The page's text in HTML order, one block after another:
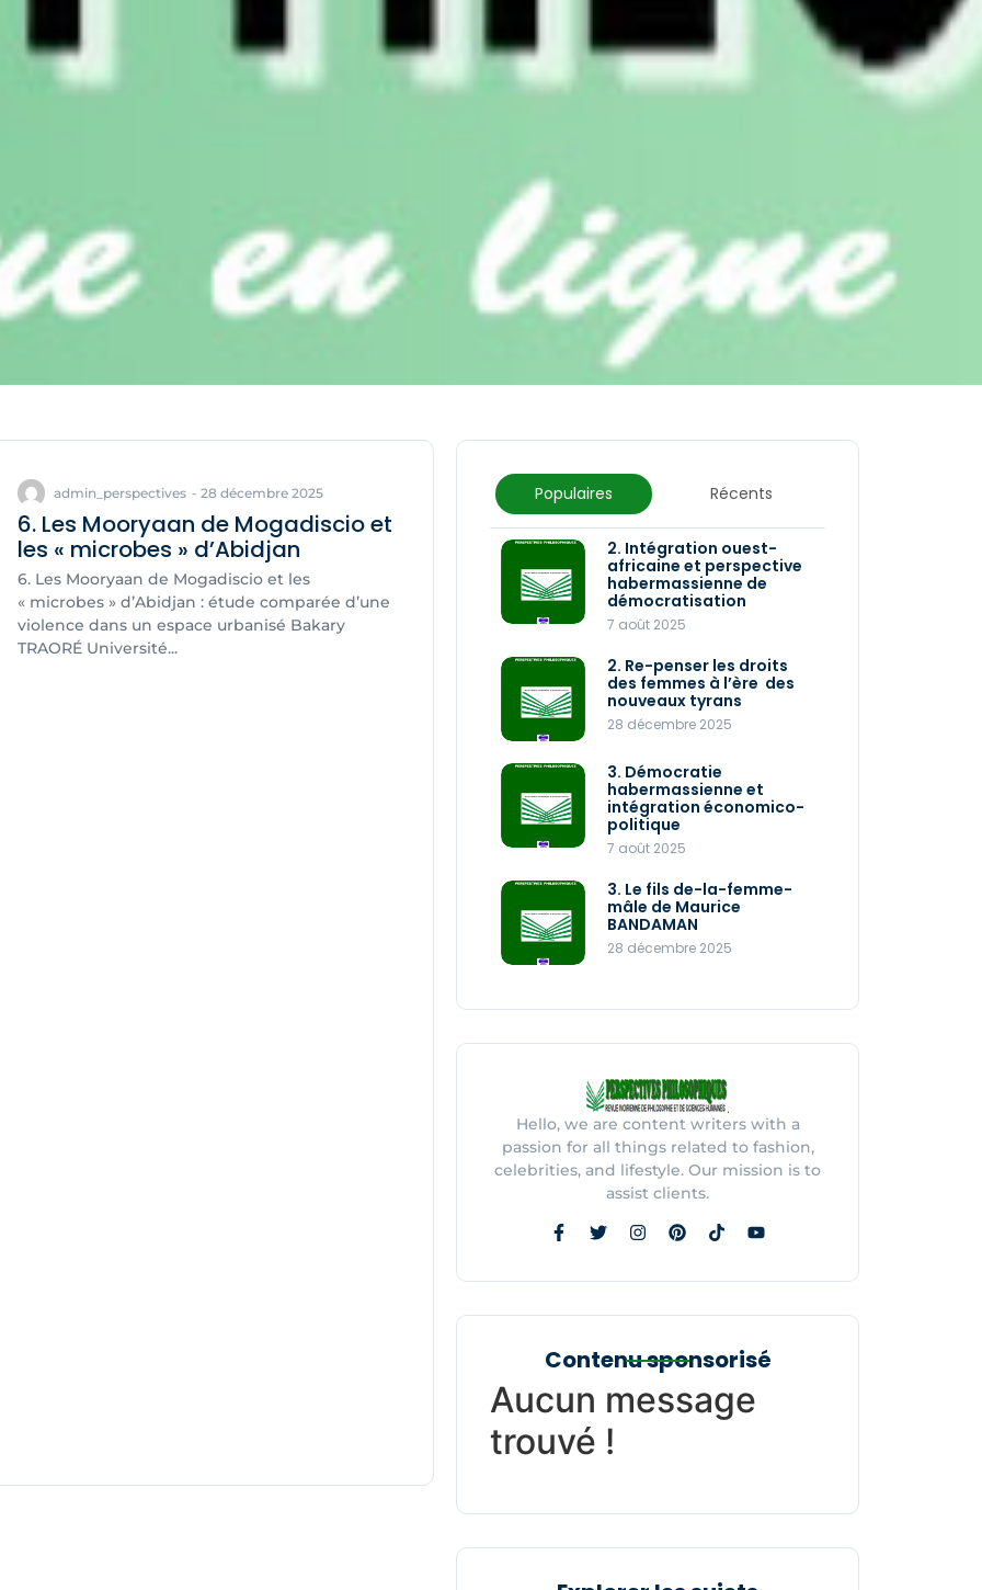
admin_perspectives - 28 décembre 2025
6. Les Mooryaan de Mogadiscio et
les « microbes » d’Abidjan
6. Les Mooryaan de Mogadiscio et les
« microbes » d’Abidjan : étude comparée d’une
violence dans un espace urbanisé Bakary
TRAORÉ Université...
Populaires Récents
2. Intégration ouest-
africaine et perspective
habermassienne de
démocratisation
7 août 2025
2. Re-penser les droits
des femmes à l’ère des
nouveaux tyrans
28 décembre 2025
3. Démocratie
habermassienne et
intégration économico-
politique
7 août 2025
3. Le fils de-la-femme-
mâle de Maurice
BANDAMAN
28 décembre 2025
3. Le fils de-la-femme-
mâle de Maurice
BANDAMAN
28 décembre 2025
2. Re-penser les droits
des femmes à l’ère des
nouveaux tyrans
28 décembre 2025
1. Les enjeux politiques de
la crise écologique
28 décembre 2025
philosophiques 030 2025
27 décembre 2025
Hello, we are content writers with a
passion for all things related to fashion,
celebrities, and lifestyle. Our mission is to
assist clients.
Contenu sponsorisé
Aucun message
trouvé !